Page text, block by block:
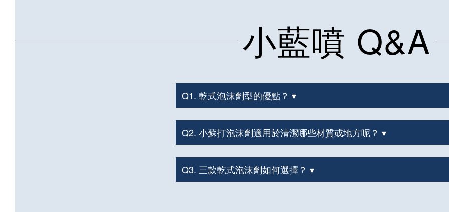
小藍噴 Q&A
Q1. 乾式泡沫劑型的優點？ ▾
Q2. 小蘇打泡沫劑適用於清潔哪些材質或地方呢？ ▾
Q3. 三款乾式泡沫劑如何選擇？ ▾